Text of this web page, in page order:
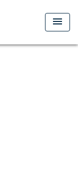
menu